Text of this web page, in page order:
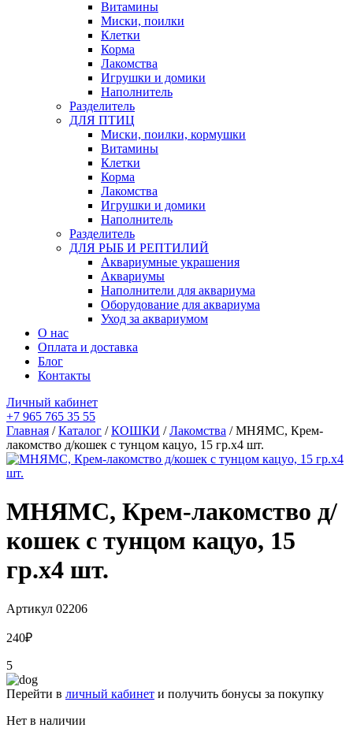
Витамины
Миски, поилки
Клетки
Корма
Лакомства
Игрушки и домики
Наполнитель
Разделитель
ДЛЯ ПТИЦ
Миски, поилки, кормушки
Витамины
Клетки
Корма
Лакомства
Игрушки и домики
Наполнитель
Разделитель
ДЛЯ РЫБ И РЕПТИЛИЙ
Аквариумные украшения
Аквариумы
Наполнители для аквариума
Оборудование для аквариума
Уход за аквариумом
О нас
Оплата и доставка
Блог
Контакты
Личный кабинет
+7 965 765 35 55
Главная /Каталог /КОШКИ /Лакомства / МНЯМС, Крем-
лакомство д/кошек с тунцом кацуо, 15 гр.х4 шт.
МНЯМС, Крем-лакомство д/
кошек с тунцом кацуо, 15
гр.х4 шт.
Артикул 02206
240₽
5
Перейти в личный кабинет и получить бонусы за покупку
Нет в наличии